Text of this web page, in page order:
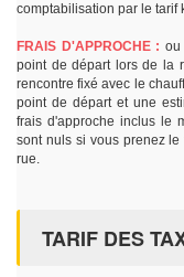
comptabilisation par le tarif
FRAIS D'APPROCHE : ou
point de départ lors de la
rencontre fixé avec le
point de départ et une
frais d'approche inclus le
sont nuls si vous prenez
rue.
TARIF DES